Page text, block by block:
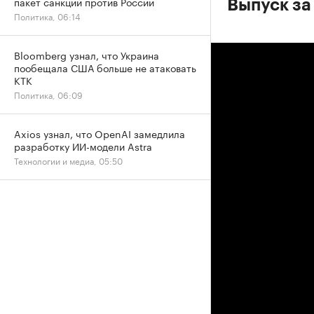
Выпуск
Политика, 06:14
Bloomberg узнал, что Украина
пообещала США больше не атаковать
КТК
Политика, 06:09
Axios узнал, что OpenAI замедлила
разработку ИИ-модели Astra
Технологии и медиа, 05:50